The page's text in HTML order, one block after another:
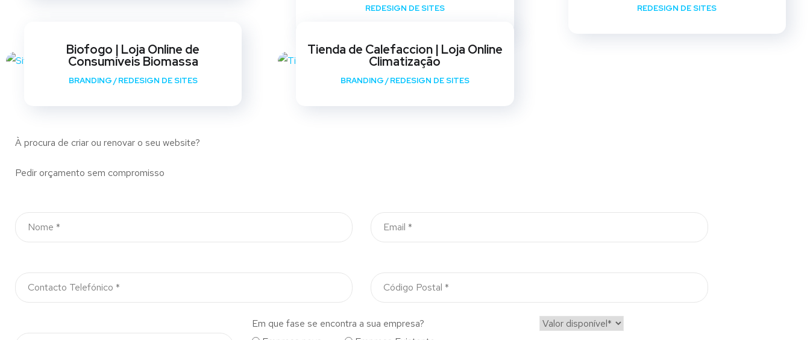
REDESIGN DE SITES
REDESIGN DE SITES
Biofogo | Loja Online de
Consumíveis Biomassa
BRANDING/REDESIGN DE SITES
Tienda de Calefaccion | Loja Online
Climatização
BRANDING/REDESIGN DE SITES
À procura de criar ou renovar o seu website?
Pedir orçamento sem compromisso
Em que fase se encontra a sua empresa?